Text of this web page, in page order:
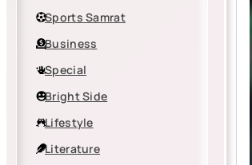
Sports Samrat
Business
Special
Bright Side
Lifestyle
Literature